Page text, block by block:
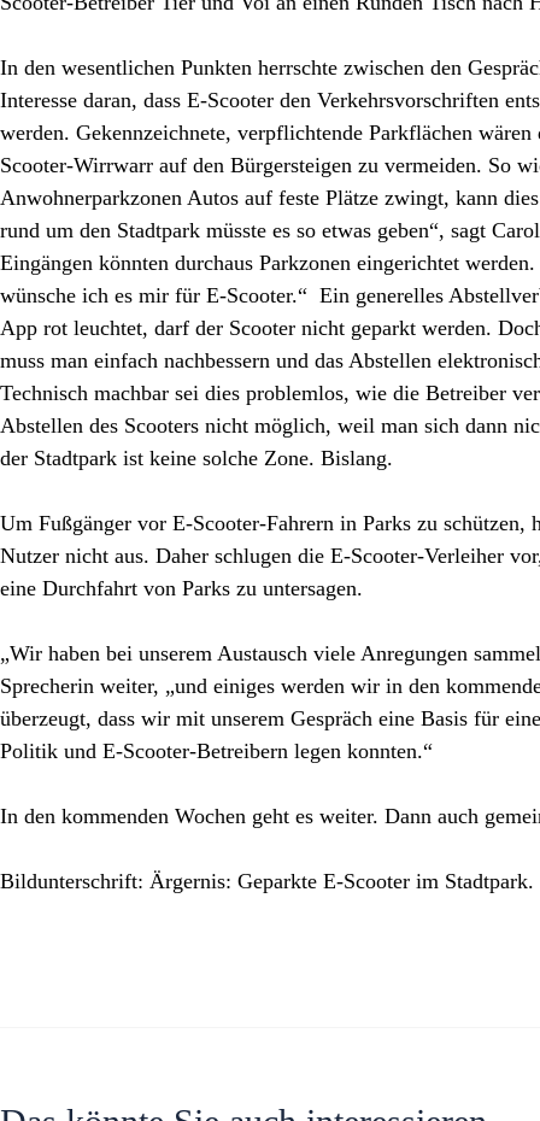
In den wesentlichen Punkten herrschte zwischen den
Interesse daran, dass E-Scooter den Verkehrsvorschriften
werden. Gekennzeichnete, verpflichtende Parkflächen
Scooter-Wirrwarr auf den Bürgersteigen zu vermeiden. So
Anwohnerparkzonen Autos auf feste Plätze zwingt, kann
rund um den Stadtpark müsste es so etwas geben“, sagt
Eingängen könnten durchaus Parkzonen eingerichtet
wünsche ich es mir für E-Scooter.“ Ein generelles
App rot leuchtet, darf der Scooter nicht geparkt werden.
muss man einfach nachbessern und das Abstellen
Technisch machbar sei dies problemlos, wie die Betreiber
Abstellen des Scooters nicht möglich, weil man sich dann
der Stadtpark ist keine solche Zone. Bislang.
Um Fußgänger vor E-Scooter-Fahrern in Parks zu
Nutzer nicht aus. Daher schlugen die E-Scooter-Verleiher
eine Durchfahrt von Parks zu untersagen.
„Wir haben bei unserem Austausch viele Anregungen
Sprecherin weiter, „und einiges werden wir in den
überzeugt, dass wir mit unserem Gespräch eine Basis für
Politik und E-Scooter-Betreibern legen konnten.“
In den kommenden Wochen geht es weiter. Dann auch
Bildunterschrift: Ärgernis: Geparkte E-Scooter im